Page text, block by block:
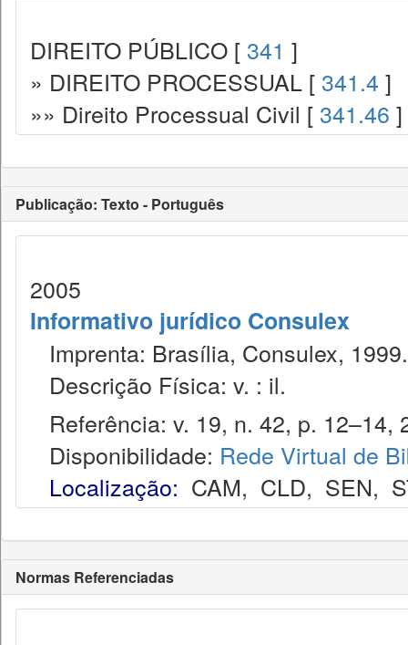
DIREITO PÚBLICO [ 341 ]
» DIREITO PROCESSUAL [ 341.4 ]
»» Direito Processual Civil [ 341.46 ]
Publicação: Texto - Português
2005
Informativo jurídico Consulex
Imprenta: Brasília, Consulex, 1999.
Descrição Física: v. : il.
Referência: v. 19, n. 42, p. 12–14,
Disponibilidade: Rede Virtual de
Localização: CAM, CLD, SEN,
Normas Referenciadas